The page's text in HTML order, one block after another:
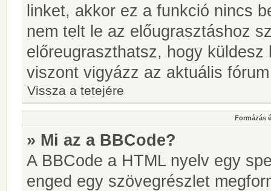
linket, akkor ez a funkció nincs
nem telt le az előugrasztáshoz
előreugraszthatsz, hogy
viszont vigyázz az aktuális
Vissza a tetejére
Formázás
» Mi az a BBCode?
A BBCode a HTML nyelv egy
enged egy szövegrészlet